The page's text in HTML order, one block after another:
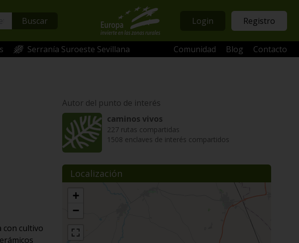
Buscar Login Registro
Serranía Suroeste Sevillana Comunidad Blog Contacto
con cultivo
Autor del punto de interés
caminos vivos
227 rutas compartidas
1508 enclaves de interés compartidos
Localización
+
−